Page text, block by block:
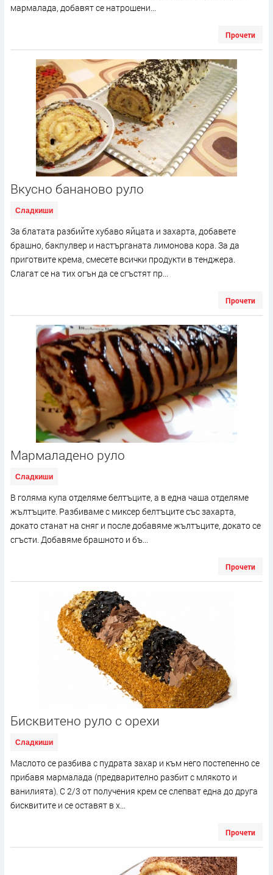
мармалада, добавят се натрошени...
Прочети
Вкусно бананово руло
Сладкиши
За блатата разбийте хубаво яйцата и захарта, добавете
брашно, бакпулвер и настърганата лимонова кора. За да
приготвите крема, смесете всички продукти в тенджера.
Слагат се на тих огън да се сгъстят пр...
Прочети
Мармаладено руло
Сладкиши
В голяма купа отделяме белтъците, а в една чаша отделяме
жълтъците. Разбиваме с миксер белтъците със захарта,
докато станат на сняг и после добавяме жълтъците, докато се
сгъсти. Добавяме брашното и бъ...
Прочети
Бисквитено руло с орехи
Сладкиши
Маслото се разбива с пудрата захар и към него постепенно се
прибавя мармалада (предварително разбит с млякото и
ванилията). С 2/3 от получения крем се слепват една до друга
бисквитите и се оставят в х...
Прочети